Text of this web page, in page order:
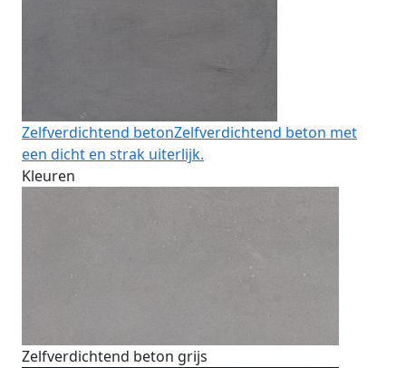
Zelfverdichtend betonZelfverdichtend beton met
een dicht en strak uiterlijk.
Kleuren
Zelfverdichtend beton grijs